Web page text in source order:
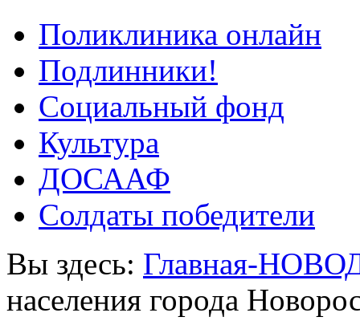
Поликлиника онлайн
Подлинники!
Социальный фонд
Культура
ДОСААФ
Солдаты победители
Вы здесь: Главная-
населения города